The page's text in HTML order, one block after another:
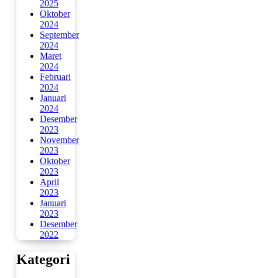
2025
Oktober
2024
September
2024
Maret
2024
Februari
2024
Januari
2024
Desember
2023
November
2023
Oktober
2023
April
2023
Januari
2023
Desember
2022
Kategori